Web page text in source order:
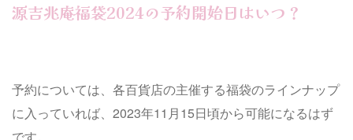
源吉兆庵福袋2024の予約開始日はいつ？
予約については、各百貨店の主催する福袋のラインナップ
に入っていれば、2023年11月15日頃から可能になるはず